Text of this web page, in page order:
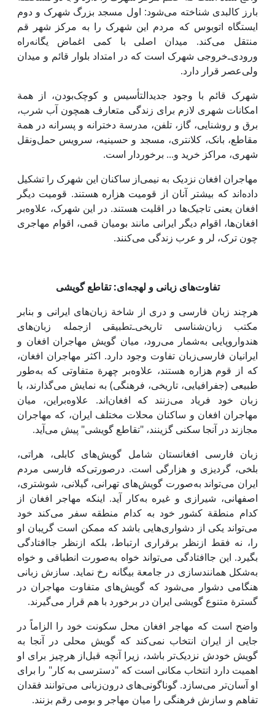
بارز کالبدی شناخته می‌شود: اول مسجد بزرگ شهرک و دوم
ایستگاه اتوبوس که مردم این شهرک را به مرکز شهر قم
منتقل می‌کند. میدان اصلی با کمی اغماض یگانه‌راه
ورودی‌ـ‌خروجی شهرک است که در امتداد بلوار قائم و میدان
ولی‌عصر قرار دارد.
شهرک قائم با وجود جدیدالتأسیس و کوچک‌بودن، از همة
امکانات شهری لازم برای زندگی متعارف همچون آب شرب،
برق و روشنایی، گاز، تلفن، مدرسة دخترانه و پسرانه در همة
مقاطع، بانک، کلانتری، مسجد و حسینیه، سرویس حمل‌ونقل
شهری، مراکز خرید و... برخوردار است.
مهاجران افغان نزدیک به نیمی‌از ساکنان این شهرک را تشکیل
داده‌اند که بیشتر آنان از قومیت هزاره هستند. قومیت دیگر
افغان یعنی تاجیک‌ها در اقلیت هستند. در این شهرک، علاوه‌بر
افغان‌ها، اقوام دیگر ایرانی مانند بومیان قمی، اقوام مهاجری
چون ترک، لر و عرب زندگی می‌کنند.
تفاوت‌های زبانی و لهجه‌ای: ‌تقاطع گویشی
هرچند زبان فارسی و دری از شاخة زبان‌های ایرانی و بنابر
مکتب زبان‌شناسی تاریخی‌ـ‌تطبیقی ازجمله زبان‌های
هندواروپایی به‌شمار می‌رود، میان گویش مهاجران افغان و
ایرانیان فارسی‌زبان تفاوت وجود دارد. اکثر مهاجران افغان،
که از قوم هزاره هستند، علاوه‌بر چهرة متفاوتی که به‌طور
طبیعی (جفرافیایی، تاریخی، فرهنگی) به نمایش می‌گذارند، با
زبان خود فریاد می‌زنند که افغان‌اند. علاوه‌براین، میان
مهاجران افغان و ساکنان محلات مختلف ایران، که مهاجران
مجازند در آنجا سکنی گزینند، "تقاطع گویشی" پیش می‌آید.
زبان فارسی افغانستان شامل گویش‌های کابلی، هراتی،
بلخی، گردیزی و هزارگی است. درصورتی‌که فارسی مردم
ایران می‌تواند به‌صورت گویش‌های تهرانی، گیلانی، شوشتری،
اصفهانی، شیرازی و غیره به‌کار آید. اینکه مهاجر افغان از
کدام منطقة کشور خود به کدام منطقه سفر می‌کند خود
می‌تواند یکی از دشواری‌هایی باشد که ممکن است گریبان او
را، نه فقط ازنظر برقراری ارتباط، بلکه ازنظر جاافتادگی
بگیرد. این جاافتادگی می‌تواند خواه به‌صورت انطباقی و خواه
به‌شکل همانندسازی در جامعة بیگانه رخ نماید. سازش زبانی
هنگامی دشوار می‌شود که ‌گویش‌های متفاوت مهاجران در
گسترة متنوع گویشی ایران در برخورد با هم قرار می‌گیرند.
واضح است که مهاجر افغان محل سکونت خود را الزاماً در
جایی از ایران انتخاب نمی‌کند که گویش محلی در آنجا به
گویش خودش نزدیک‌تر باشد، زیرا آنچه قبل‌از هرچیز برای او
اهمیت دارد انتخاب مکانی است که "دسترسی به کار" را برای
او آسان‌تر می‌سازد. گوناگونی‌های درون‌زبانی می‌توانند فقدان
تفاهم و سازش فرهنگی را میان مهاجر و بومی رقم بزنند.